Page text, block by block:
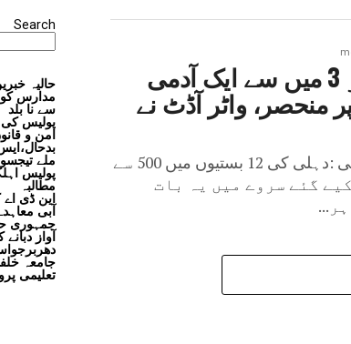
دہلی میں ہر 3 میں سے ایک آدمی
منحصر، واٹر آڈٹ نے
(پی این این) نئی دہلی :دہلی کی 12 بستیوں میں 500 سے
گئے سروے میں یہ بات
Search
حالیہ
مدارس کو
سے نا بلد
پولیس کی
امن و
پولیس
مطالبہ
این ڈی
آبی
جمہوری
آواز
جامعہ
تعلیمی